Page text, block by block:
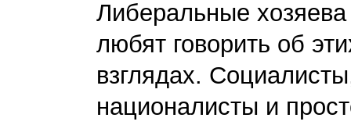
Либеральные
любят говорить об
взглядах.
националисты и